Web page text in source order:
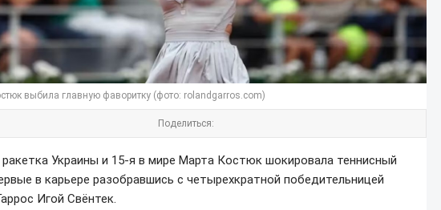
выбила главную фаворитку (фото: rolandgarros.com)
Поделиться:
ракетка Украины и 15-я в мире Марта Костюк шокировала теннисный
в карьере разобравшись с четырехкратной победительницей
Игой Свёнтек.